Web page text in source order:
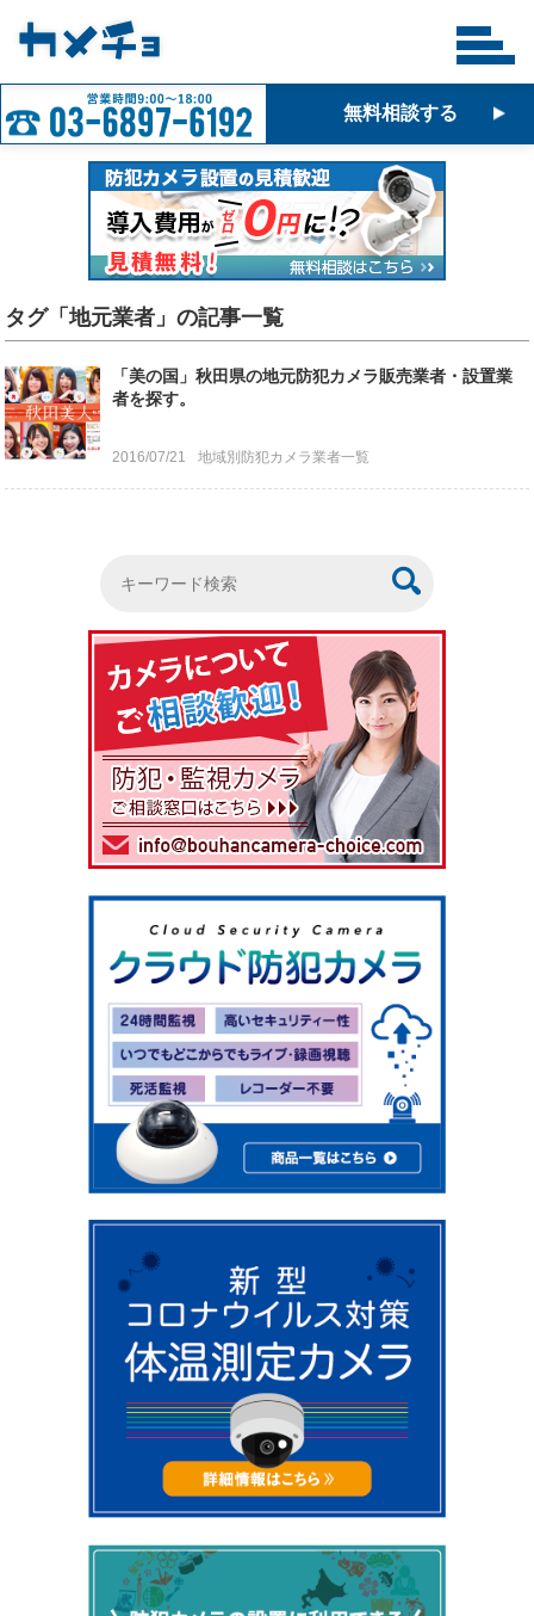
無料相談する
タグ「地元業者」の記事一覧
「美の国」秋田県の地元防犯カメラ販売業者・設置業
者を探す。
2016/07/21 地域別防犯カメラ業者一覧